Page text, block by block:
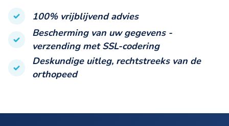
100% vrijblijvend advies
Bescherming van uw gegevens -
verzending met SSL-codering
Deskundige uitleg, rechtstreeks van de
orthopeed